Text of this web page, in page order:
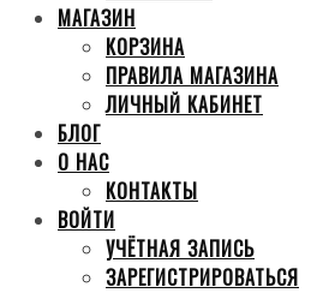
МАГАЗИН
КОРЗИНА
ПРАВИЛА МАГАЗИНА
ЛИЧНЫЙ КАБИНЕТ
БЛОГ
О НАС
КОНТАКТЫ
ВОЙТИ
УЧЁТНАЯ ЗАПИСЬ
ЗАРЕГИСТРИРОВАТЬСЯ